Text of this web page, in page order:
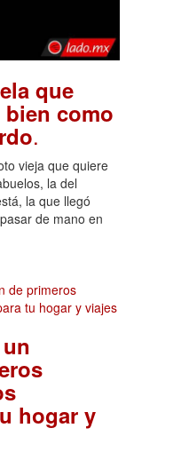
que
bien como
.
vieja que quiere
la del
la que llegó
de mano en
hogar y